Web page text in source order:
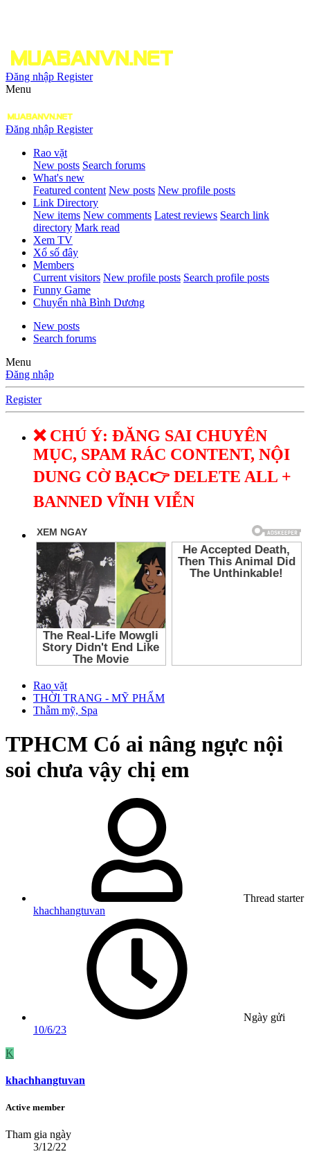
Đăng nhập Register
Menu
Đăng nhập Register
Rao vặt
New posts Search forums
What's new
Featured content New posts New profile posts
Link Directory
New items New comments Latest reviews Search link
directory Mark read
Xem TV
Xổ số đây
Members
Current visitors New profile posts Search profile posts
Funny Game
Chuyển nhà Bình Dương
New posts
Search forums
Menu
Đăng nhập
Register
❌ CHÚ Ý: ĐĂNG SAI CHUYÊN
MỤC, SPAM RÁC CONTENT, NỘI
DUNG CỜ BẠC👉 DELETE ALL +
BANNED VĨNH VIỄN
Rao vặt
THỜI TRANG - MỸ PHẨM
Thẫm mỹ, Spa
TPHCM Có ai nâng ngực nội
soi chưa vậy chị em
Thread starter
khachhangtuvan
Ngày gửi
10/6/23
K
khachhangtuvan
Active member
Tham gia ngày
3/12/22